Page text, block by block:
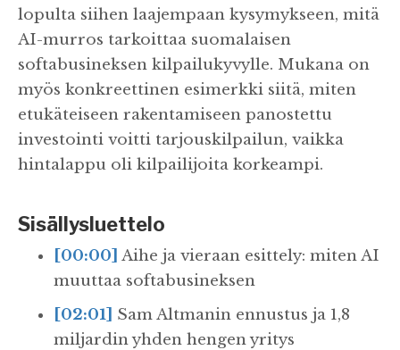
lopulta siihen laajempaan kysymykseen, mitä
AI-murros tarkoittaa suomalaisen
softabusineksen kilpailukyvylle. Mukana on
myös konkreettinen esimerkki siitä, miten
etukäteiseen rakentamiseen panostettu
investointi voitti tarjouskilpailun, vaikka
hintalappu oli kilpailijoita korkeampi.
Sisällysluettelo
[00:00] Aihe ja vieraan esittely: miten AI
muuttaa softabusineksen
[02:01] Sam Altmanin ennustus ja 1,8
miljardin yhden hengen yritys